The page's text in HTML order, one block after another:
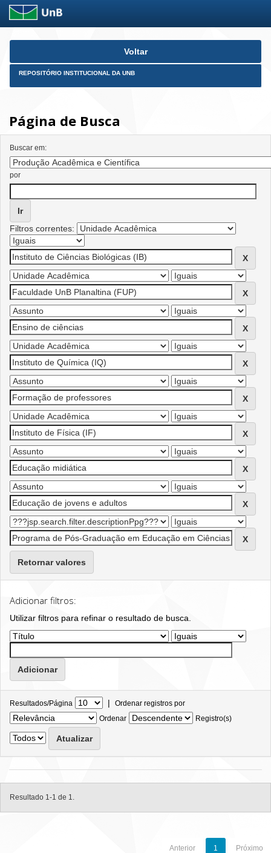
Skip
Voltar
REPOSITÓRIO INSTITUCIONAL DA UNB
Página de Busca
Buscar em:
por
Filtros correntes:
Retornar valores
Adicionar filtros:
Utilizar filtros para refinar o resultado de busca.
Resultados/Página | Ordenar registros por
Ordenar
Registro(s)
Resultado 1-1 de 1.
Anterior 1 Próximo